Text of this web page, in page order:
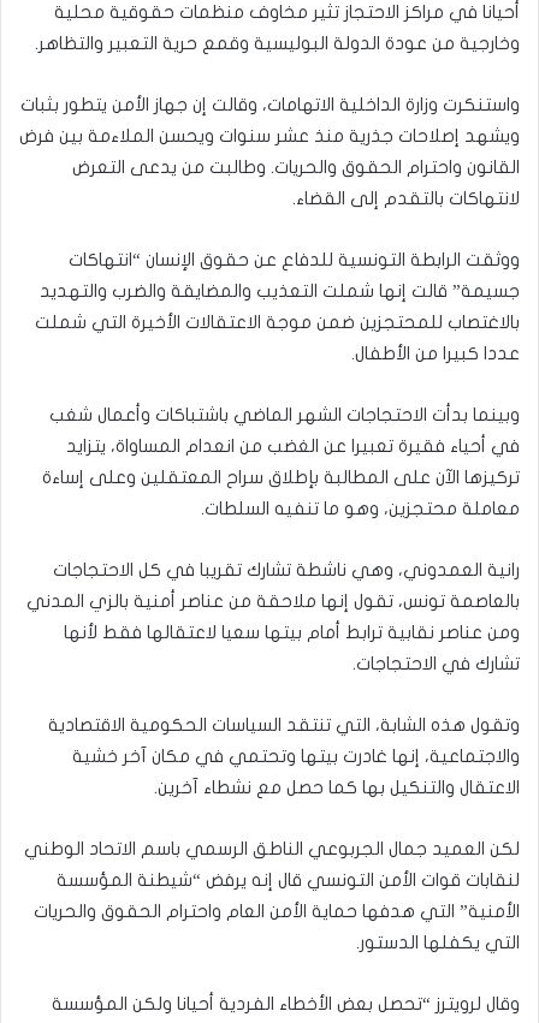
أحيانا في مراكز الاحتجاز تثير مخاوف منظمات حقوقية محلية
وخارجية من عودة الدولة البوليسية وقمع حرية التعبير والتظاهر.
واستنكرت وزارة الداخلية الاتهامات، وقالت إن جهاز الأمن يتطور بثبات
ويشهد إصلاحات جذرية منذ عشر سنوات ويحسن الملاءمة بين فرض
القانون واحترام الحقوق والحريات. وطالبت من يدعى التعرض
لانتهاكات بالتقدم إلى القضاء.
ووثقت الرابطة التونسية للدفاع عن حقوق الإنسان “انتهاكات
جسيمة” قالت إنها شملت التعذيب والمضايقة والضرب والتهديد
بالاغتصاب للمحتجزين ضمن موجة الاعتقالات الأخيرة التي شملت
عددا كبيرا من الأطفال.
وبينما بدأت الاحتجاجات الشهر الماضي باشتباكات وأعمال شغب
في أحياء فقيرة تعبيرا عن الغضب من انعدام المساواة، يتزايد
تركيزها الآن على المطالبة بإطلاق سراح المعتقلين وعلى إساءة
معاملة محتجزين، وهو ما تنفيه السلطات.
رانية العمدوني، وهي ناشطة تشارك تقريبا في كل الاحتجاجات
بالعاصمة تونس، تقول إنها ملاحقة من عناصر أمنية بالزي المدني
ومن عناصر نقابية ترابط أمام بيتها سعيا لاعتقالها فقط لأنها
تشارك في الاحتجاجات.
وتقول هذه الشابة، التي تنتقد السياسات الحكومية الاقتصادية
والاجتماعية، إنها غادرت بيتها وتحتمي في مكان آخر خشية
الاعتقال والتنكيل بها كما حصل مع نشطاء آخرين.
لكن العميد جمال الجربوعي الناطق الرسمي باسم الاتحاد الوطني
لنقابات قوات الأمن التونسي قال إنه يرفض “شيطنة المؤسسة
الأمنية” التي هدفها حماية الأمن العام واحترام الحقوق والحريات
التي يكفلها الدستور.
وقال لرويترز “تحصل بعض الأخطاء الفردية أحيانا ولكن المؤسسة